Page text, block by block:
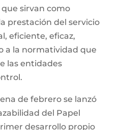
sirvan como
prestación del servicio
eficiente, eficaz,
a la normatividad que
las entidades
de febrero se lanzó
del Papel
desarrollo propio